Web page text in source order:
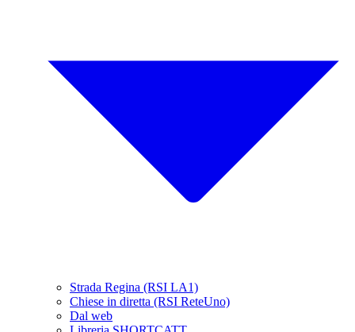
Strada Regina (RSI LA1)
Chiese in diretta (RSI ReteUno)
Dal web